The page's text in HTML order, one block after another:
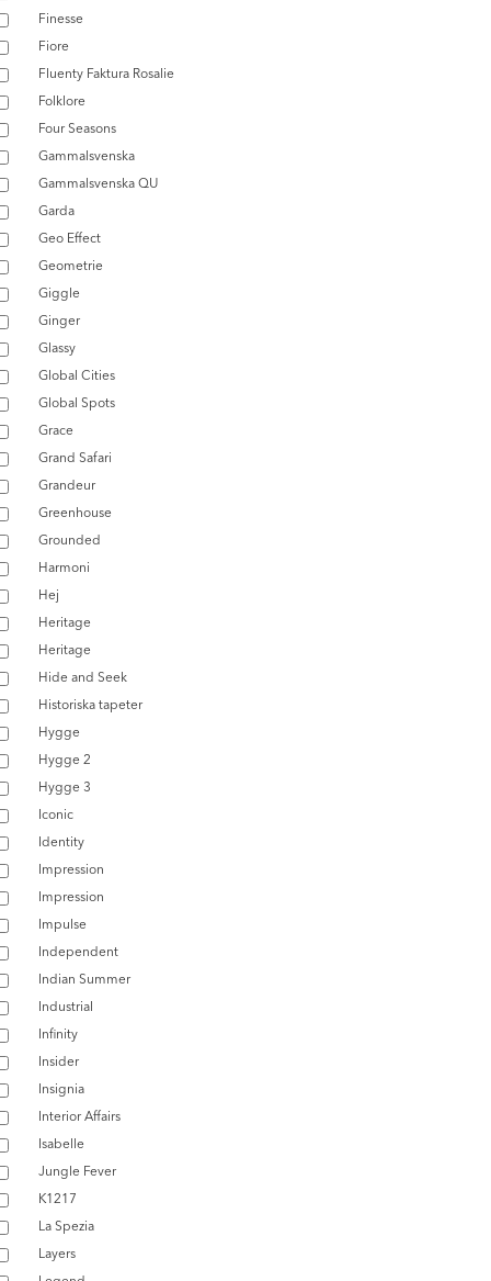
Finesse
Fiore
Fluenty Faktura Rosalie
Folklore
Four Seasons
Gammalsvenska
Gammalsvenska QU
Garda
Geo Effect
Geometrie
Giggle
Ginger
Glassy
Global Cities
Global Spots
Grace
Grand Safari
Grandeur
Greenhouse
Grounded
Harmoni
Hej
Heritage
Heritage
Hide and Seek
Historiska tapeter
Hygge
Hygge 2
Hygge 3
Iconic
Identity
Impression
Impression
Impulse
Independent
Indian Summer
Industrial
Infinity
Insider
Insignia
Interior Affairs
Isabelle
Jungle Fever
K1217
La Spezia
Layers